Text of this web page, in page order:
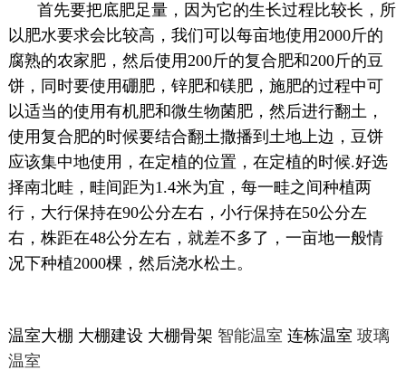
首先要把底肥足量，因为它的生长过程比较长，所
以肥水要求会比较高，我们可以每亩地使用2000斤的
腐熟的农家肥，然后使用200斤的复合肥和200斤的豆
饼，同时要使用硼肥，锌肥和镁肥，施肥的过程中可
以适当的使用有机肥和微生物菌肥，然后进行翻土，
使用复合肥的时候要结合翻土撒播到土地上边，豆饼
应该集中地使用，在定植的位置，在定植的时候.好选
择南北畦，畦间距为1.4米为宜，每一畦之间种植两
行，大行保持在90公分左右，小行保持在50公分左
右，株距在48公分左右，就差不多了，一亩地一般情
况下种植2000棵，然后浇水松土。
温室大棚 大棚建设 大棚骨架 智能温室 连栋温室 玻璃
温室